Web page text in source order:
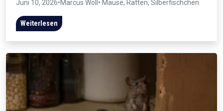
Juni 10, 2026•Marcus Wöll • Mäuse, Ratten, Silberfischchen
Weiterlesen